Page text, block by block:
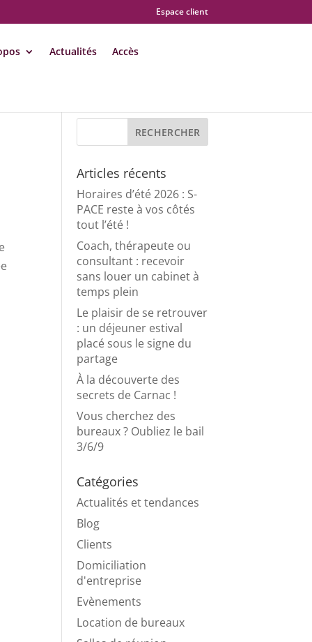
Espace client
Actualités Accès
Articles récents
Horaires d’été 2026 : S-
PACE reste à vos côtés
tout l’été !
Coach, thérapeute ou
consultant : recevoir
sans louer un cabinet à
temps plein
Le plaisir de se retrouver
: un déjeuner estival
placé sous le signe du
partage
À la découverte des
secrets de Carnac !
Vous cherchez des
bureaux ? Oubliez le bail
3/6/9
Catégories
Actualités et tendances
Blog
Clients
Domiciliation
d'entreprise
Evènements
Location de bureaux